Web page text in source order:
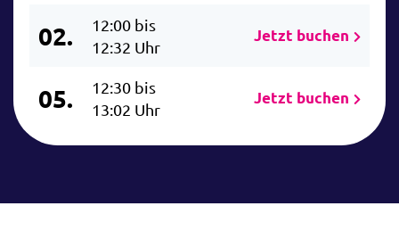
02.
12:00 bis
12:32 Uhr
Jetzt buchen
05.
12:30 bis
13:02 Uhr
Jetzt buchen